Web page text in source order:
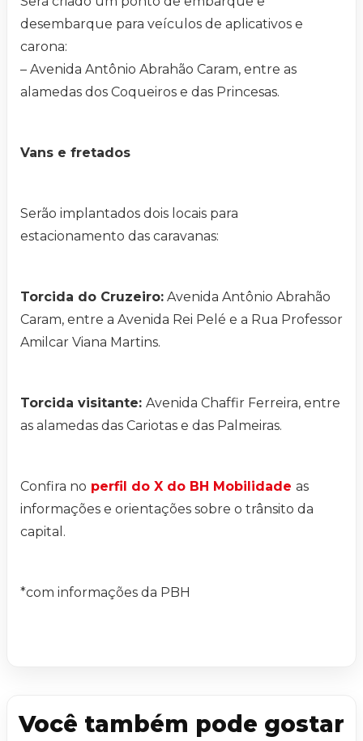
desembarque para veículos de aplicativos e
carona:
– Avenida Antônio Abrahão Caram, entre as
alamedas dos Coqueiros e das Princesas.
Vans e fretados
Serão implantados dois locais para
estacionamento das caravanas:
Torcida do Cruzeiro: Avenida Antônio Abrahão
Caram, entre a Avenida Rei Pelé e a Rua Professor
Amilcar Viana Martins.
Torcida visitante: Avenida Chaffir Ferreira, entre
as alamedas das Cariotas e das Palmeiras.
Confira no perfil do X do BH Mobilidade as
informações e orientações sobre o trânsito da
capital.
*com informações da PBH
Você também pode gostar